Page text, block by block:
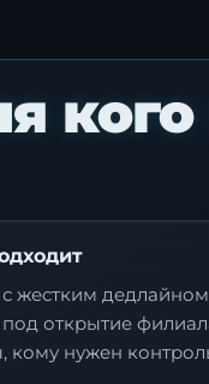
жестким дедлайном
открытие
кому нужен